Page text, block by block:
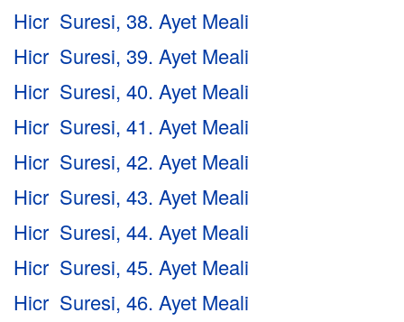
Hicr Suresi, 38. Ayet Meali
Hicr Suresi, 39. Ayet Meali
Hicr Suresi, 40. Ayet Meali
Hicr Suresi, 41. Ayet Meali
Hicr Suresi, 42. Ayet Meali
Hicr Suresi, 43. Ayet Meali
Hicr Suresi, 44. Ayet Meali
Hicr Suresi, 45. Ayet Meali
Hicr Suresi, 46. Ayet Meali